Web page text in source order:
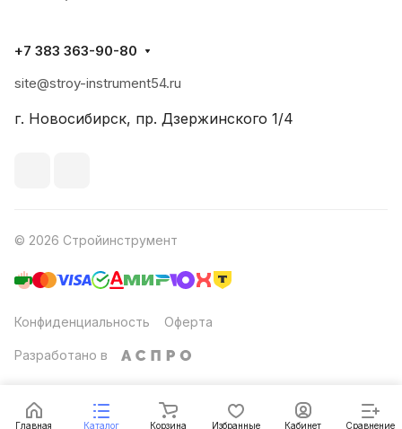
Главная Каталог Корзина Избранные Кабинет Сравнение
+7 383 363-90-80
site@stroy-instrument54.ru
г. Новосибирск, пр. Дзержинского 1/4
© 2026 Стройинструмент
Конфиденциальность Оферта
Разработано в